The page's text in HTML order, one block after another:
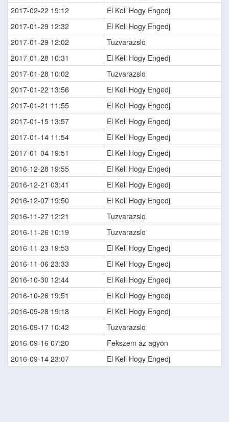
2017-02-22 19:12
El Kell Hogy Engedj
2017-01-29 12:32
El Kell Hogy Engedj
2017-01-29 12:02
Tuzvarazslo
2017-01-28 10:31
El Kell Hogy Engedj
2017-01-28 10:02
Tuzvarazslo
2017-01-22 13:56
El Kell Hogy Engedj
2017-01-21 11:55
El Kell Hogy Engedj
2017-01-15 13:57
El Kell Hogy Engedj
2017-01-14 11:54
El Kell Hogy Engedj
2017-01-04 19:51
El Kell Hogy Engedj
2016-12-28 19:55
El Kell Hogy Engedj
2016-12-21 03:41
El Kell Hogy Engedj
2016-12-07 19:50
El Kell Hogy Engedj
2016-11-27 12:21
Tuzvarazslo
2016-11-26 10:19
Tuzvarazslo
2016-11-23 19:53
El Kell Hogy Engedj
2016-11-06 23:33
El Kell Hogy Engedj
2016-10-30 12:44
El Kell Hogy Engedj
2016-10-26 19:51
El Kell Hogy Engedj
2016-09-28 19:18
El Kell Hogy Engedj
2016-09-17 10:42
Tuzvarazslo
2016-09-16 07:20
Fekszem az agyon
2016-09-14 23:07
El Kell Hogy Engedj